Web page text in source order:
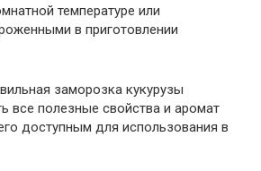
температуре или
в приготовлении
заморозка кукурузы
все полезные свойства и аромат
доступным для использования в